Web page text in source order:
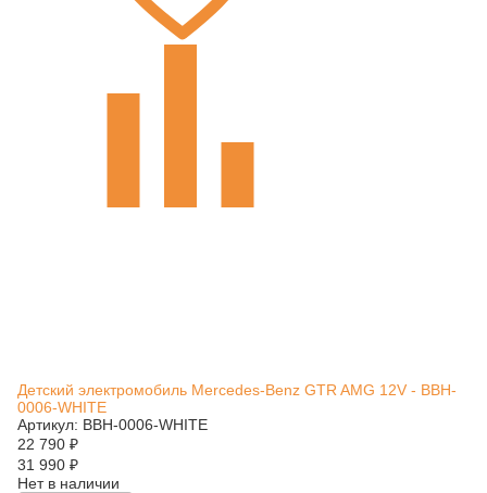
Детский электромобиль Mercedes-Benz GTR AMG 12V - BBH-
0006-WHITE
Артикул: BBH-0006-WHITE
22 790 ₽
31 990 ₽
Нет в наличии